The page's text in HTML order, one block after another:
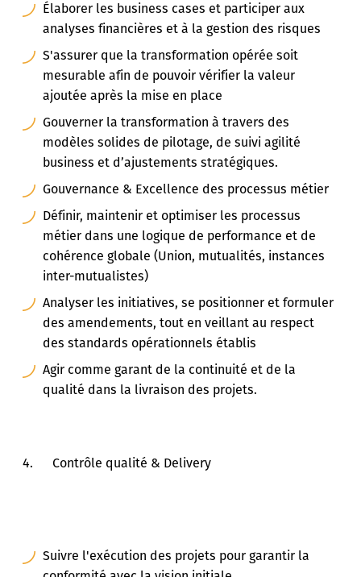
Élaborer les business cases et participer aux
analyses financières et à la gestion des risques
S'assurer que la transformation opérée soit
mesurable afin de pouvoir vérifier la valeur
ajoutée après la mise en place
Gouverner la transformation à travers des
modèles solides de pilotage, de suivi agilité
business et d’ajustements stratégiques.
Gouvernance & Excellence des processus métier
Définir, maintenir et optimiser les processus
métier dans une logique de performance et de
cohérence globale (Union, mutualités, instances
inter-mutualistes)
Analyser les initiatives, se positionner et formuler
des amendements, tout en veillant au respect
des standards opérationnels établis
Agir comme garant de la continuité et de la
qualité dans la livraison des projets.
4. Contrôle qualité & Delivery
Suivre l'exécution des projets pour garantir la